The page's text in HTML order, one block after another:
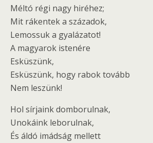
Méltó régi nagy hiréhez;
Mit rákentek a századok,
Lemossuk a gyalázatot!
A magyarok istenére
Esküszünk,
Esküszünk, hogy rabok tovább
Nem leszünk!
Hol sírjaink domborulnak,
Unokáink leborulnak,
És áldó imádság mellett